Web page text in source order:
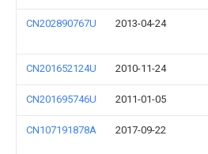
CN202890767U 2013-04-24
CN201652124U 2010-11-24
CN201695746U 2011-01-05
CN107191878A 2017-09-22